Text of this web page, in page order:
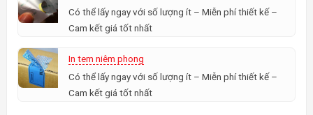
Có thể lấy ngay với số lượng ít – Miễn phí thiết kế –
Cam kết giá tốt nhất
In tem niêm phong
Có thể lấy ngay với số lượng ít – Miễn phí thiết kế –
Cam kết giá tốt nhất